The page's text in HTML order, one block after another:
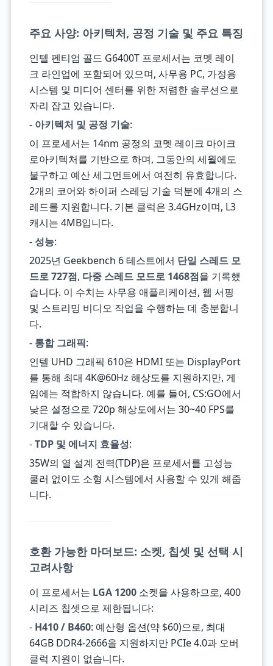
주요 사양: 아키텍처, 공정 기술 및 주요 특징
인텔 펜티엄 골드 G6400T 프로세서는 코멧 레이
크 라인업에 포함되어 있으며, 사무용 PC, 가정용
시스템 및 미디어 센터를 위한 저렴한 솔루션으로
자리 잡고 있습니다.
- 아키텍처 및 공정 기술:
이 프로세서는 14nm 공정의 코멧 레이크 마이크
로아키텍처를 기반으로 하며, 그동안의 세월에도
불구하고 예산 세그먼트에서 여전히 유효합니다.
2개의 코어와 하이퍼 스레딩 기술 덕분에 4개의 스
레드를 지원합니다. 기본 클럭은 3.4GHz이며, L3
캐시는 4MB입니다.
- 성능:
2025년 Geekbench 6 테스트에서 단일 스레드 모
드로 727점, 다중 스레드 모드로 1468점을 기록했
습니다. 이 수치는 사무용 애플리케이션, 웹 서핑
및 스트리밍 비디오 작업을 수행하는 데 충분합니
다.
- 통합 그래픽:
인텔 UHD 그래픽 610은 HDMI 또는 DisplayPort
를 통해 최대 4K@60Hz 해상도를 지원하지만, 게
임에는 적합하지 않습니다. 예를 들어, CS:GO에서
낮은 설정으로 720p 해상도에서는 30~40 FPS를
기대할 수 있습니다.
-TDP 및 에너지 효율성:
35W의 열 설계 전력(TDP)은 프로세서를 고성능
쿨러 없이도 소형 시스템에서 사용할 수 있게 해줍
니다.
호환 가능한 마더보드: 소켓, 칩셋 및 선택 시
고려사항
이 프로세서는 LGA 1200소켓을 사용하므로, 400
시리즈 칩셋으로 제한됩니다:
- H410 / B460: 예산형 옵션(약 $60)으로, 최대
64GB DDR4-2666을 지원하지만 PCIe 4.0과 오버
클럭 지원이 없습니다.